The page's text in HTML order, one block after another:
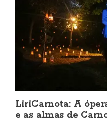
LiriCarnota: A
e as almas de